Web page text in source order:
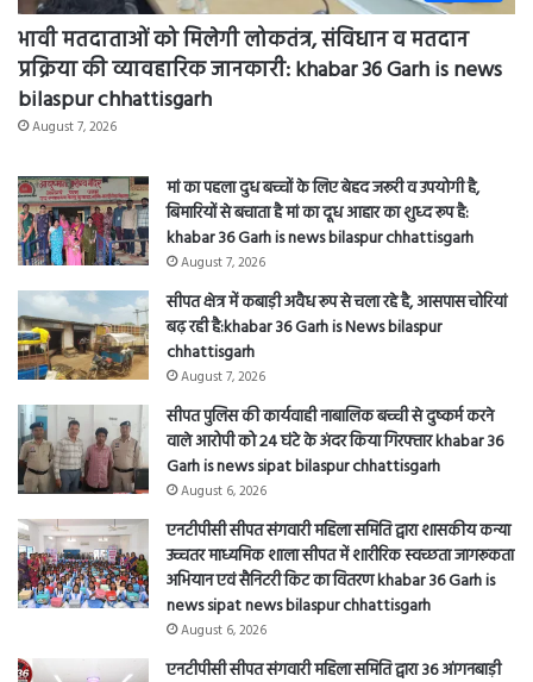
भावी मतदाताओं को मिलेगी लोकतंत्र, संविधान व मतदान
प्रक्रिया की व्यावहारिक जानकारी: khabar 36 Garh is news
bilaspur chhattisgarh
August 7, 2026
मां का पहला दुध बच्चों के लिए बेहद जरूरी व उपयोगी है,
बिमारियों से बचाता है मां का दूध आहार का शुध्द रूप है:
khabar 36 Garh is news bilaspur chhattisgarh
August 7, 2026
सीपत क्षेत्र में कबाड़ी अवैध रूप से चला रहे है, आसपास चोरियां
बढ़ रही है:khabar 36 Garh is News bilaspur
chhattisgarh
August 7, 2026
सीपत पुलिस की कार्यवाही नाबालिक बच्ची से दुष्कर्म करने
वाले आरोपी को 24 घंटे के अंदर किया गिरफ्तार khabar 36
Garh is news sipat bilaspur chhattisgarh
August 6, 2026
एनटीपीसी सीपत संगवारी महिला समिति द्वारा शासकीय कन्या
उच्चतर माध्यमिक शाला सीपत में शारीरिक स्वच्छता जागरूकता
अभियान एवं सैनिटरी किट का वितरण khabar 36 Garh is
news sipat news bilaspur chhattisgarh
August 6, 2026
एनटीपीसी सीपत संगवारी महिला समिति द्वारा 36 आंगनबाड़ी